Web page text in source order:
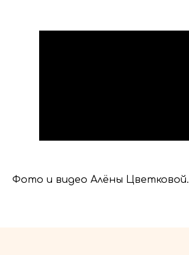
Фото и видео Алёны Цветковой.